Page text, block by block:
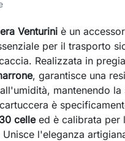
Venturini è un
per il trasporto
Realizzata in
, garantisce una
mantenendo la
è
30 celleed è calibrata per
Unisce l'eleganza